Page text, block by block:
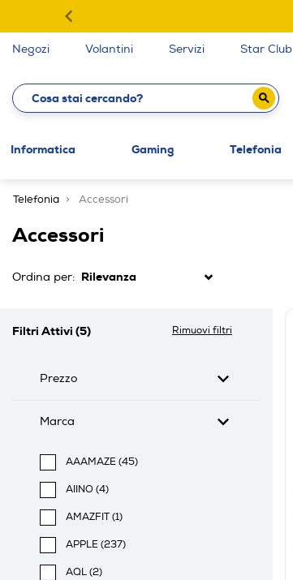
Negozi Volantini Servizi Star Club
Informatica Gaming Telefonia
Telefonia Accessori
Accessori
Ordina per:
Filtri Attivi (5) Rimuovi filtri
Prezzo
Marca
AAAMAZE (45)
Filtra per Marca: AAAMAZE
AIINO (4)
Filtra per Marca: AIINO
AMAZFIT (1)
Filtra per Marca: AMAZFIT
APPLE (237)
Filtra per Marca: APPLE
AQL (2)